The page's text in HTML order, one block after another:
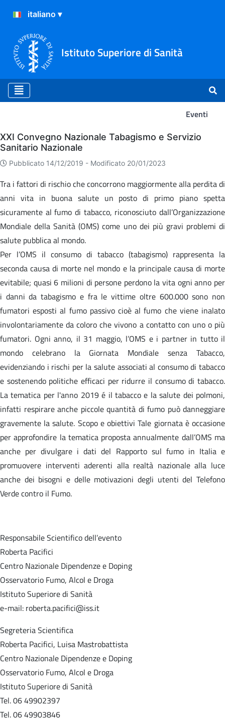
Istituto Superiore di Sanità
Eventi
Eventi
XXI Convegno Nazionale Tabagismo e Servizio
Sanitario Nazionale
Pubblicato 14/12/2019 - Modificato 20/01/2023
Tra i fattori di rischio che concorrono maggiormente alla perdita di
anni vita in buona salute un posto di primo piano spetta
sicuramente al fumo di tabacco, riconosciuto dall’Organizzazione
Mondiale della Sanità (OMS) come uno dei più gravi problemi di
salute pubblica al mondo.
Per l’OMS il consumo di tabacco (tabagismo) rappresenta la
seconda causa di morte nel mondo e la principale causa di morte
evitabile; quasi 6 milioni di persone perdono la vita ogni anno per
i danni da tabagismo e fra le vittime oltre 600.000 sono non
fumatori esposti al fumo passivo cioè al fumo che viene inalato
involontariamente da coloro che vivono a contatto con uno o più
fumatori. Ogni anno, il 31 maggio, l’OMS e i partner in tutto il
mondo celebrano la Giornata Mondiale senza Tabacco,
evidenziando i rischi per la salute associati al consumo di tabacco
e sostenendo politiche efficaci per ridurre il consumo di tabacco.
La tematica per l'anno 2019 é il tabacco e la salute dei polmoni,
infatti respirare anche piccole quantità di fumo può danneggiare
gravemente la salute. Scopo e obiettivi Tale giornata è occasione
per approfondire la tematica proposta annualmente dall’OMS ma
anche per divulgare i dati del Rapporto sul fumo in Italia e
promuovere interventi aderenti alla realtà nazionale alla luce
anche dei bisogni e delle motivazioni degli utenti del Telefono
Verde contro il Fumo.
Responsabile Scientifico dell’evento
Roberta Pacifici
Centro Nazionale Dipendenze e Doping
Osservatorio Fumo, Alcol e Droga
Istituto Superiore di Sanità
e-mail: roberta.pacifici@iss.it
Segreteria Scientifica
Roberta Pacifici, Luisa Mastrobattista
Centro Nazionale Dipendenze e Doping
Osservatorio Fumo, Alcol e Droga
Istituto Superiore di Sanità
Tel. 06 49902397
Tel. 06 49903846